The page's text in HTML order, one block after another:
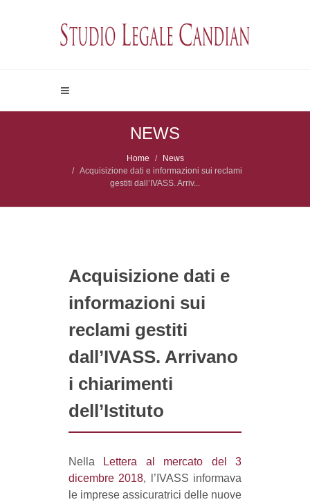
NEWS
Home
News
Acquisizione dati e informazioni sui reclami
gestiti dall’IVASS. Arriv...
Acquisizione dati e
informazioni sui
reclami gestiti
dall’IVASS. Arrivano
i chiarimenti
dell’Istituto
Nella
Lettera al mercato del 3
dicembre 2018, l’IVASS informava
le imprese assicuratrici delle nuove